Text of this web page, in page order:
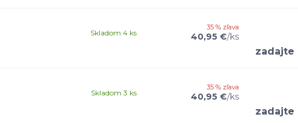
35 % zľava
40,95 €/ks
Skladom 4 ks
35 % zľava
40,95 €/ks
Skladom 3 ks